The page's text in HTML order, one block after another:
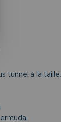
tunnel à la taille.